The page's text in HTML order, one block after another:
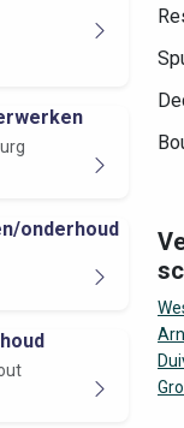
onderhoud